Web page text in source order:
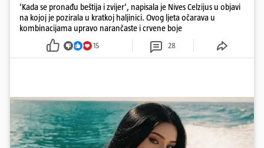
'Kada se pronađu beštija i zvijer', napisala je Nives Celzijus u objavi
na kojoj je pozirala u kratkoj haljinici. Ovog ljeta očarava u
kombinacijama upravo narančaste i crvene boje
15 28